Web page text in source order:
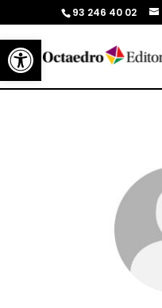
Abrir barra de herramientas
93 246 40 02